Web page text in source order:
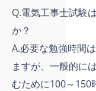
Q.電気工事士試験
か？
A.必要な勉強時間
ますが、一般的に
むために100～150